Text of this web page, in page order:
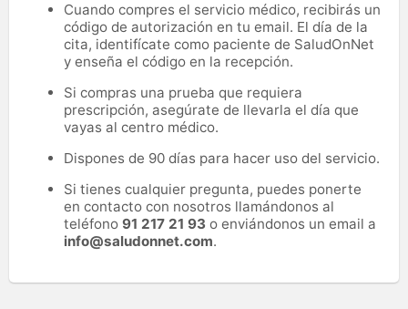
Cuando compres el servicio médico, recibirás un
código de autorización en tu email. El día de la
cita, identifícate como paciente de SaludOnNet
y enseña el código en la recepción.
Si compras una prueba que requiera
prescripción, asegúrate de llevarla el día que
vayas al centro médico.
Dispones de 90 días para hacer uso del servicio.
Si tienes cualquier pregunta, puedes ponerte
en contacto con nosotros llamándonos al
teléfono 91 217 21 93 o enviándonos un email a
info@saludonnet.com.